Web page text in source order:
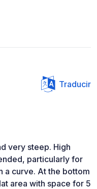
Traducir
very steep. High
particularly for
a curve. At the bottom
area with space for 5